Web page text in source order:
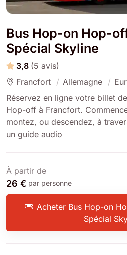
Bus Hop-on Hop-
Spécial Skyline
3,8 (5 avis)
Francfort
Allemagne
Réservez en ligne votre billet
Hop-off à Francfort.
montez, ou descendez, à
un guide audio
À partir de
26 € par personne
Acheter Bus Hop-on
Spécial